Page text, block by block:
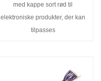
med kappe sort rød til
elektroniske produkter, der kan
tilpasses